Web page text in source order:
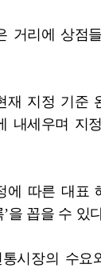
거리에 상점
재 지정 기준
내세우며 지
에 따른 대표
을 꼽을 수 있
시장의 수요